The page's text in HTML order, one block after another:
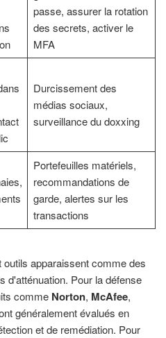
passe, assurer la rotation
des secrets, activer le
MFA
Durcissement des
médias sociaux,
surveillance du doxxing
Portefeuilles matériels,
recommandations de
garde, alertes sur les
transactions
apparaissent comme des
d'atténuation. Pour la défense
comme Norton, McAfee,
généralement évalués en
et de remédiation. Pour